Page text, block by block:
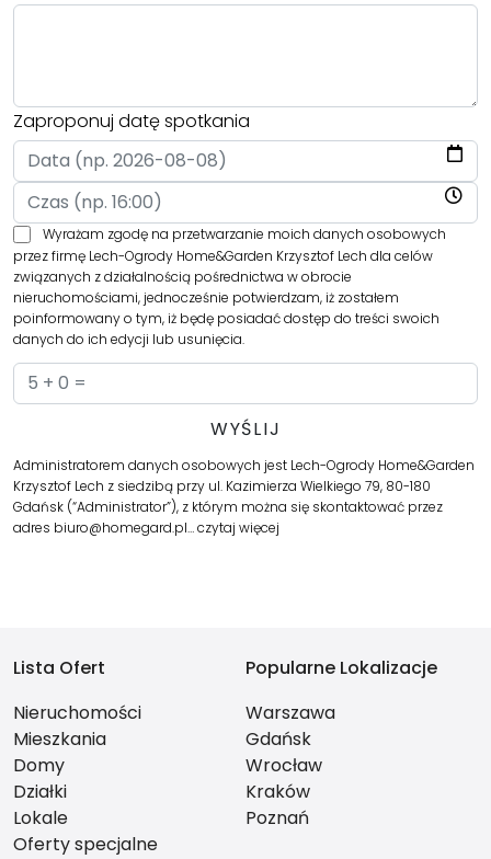
Zaproponuj datę spotkania
Wyrażam zgodę na przetwarzanie moich danych osobowych
przez firmę Lech-Ogrody Home&Garden Krzysztof Lech dla celów
związanych z działalnością pośrednictwa w obrocie
nieruchomościami, jednocześnie potwierdzam, iż zostałem
poinformowany o tym, iż będę posiadać dostęp do treści swoich
danych do ich edycji lub usunięcia.
Administratorem danych osobowych jest Lech-Ogrody Home&Garden
Krzysztof Lech z siedzibą przy ul. Kazimierza Wielkiego 79, 80-180
Gdańsk (“Administrator”), z którym można się skontaktować przez
adres biuro@homegard.pl…czytaj więcej
Lista Ofert
Nieruchomości
Mieszkania
Domy
Działki
Lokale
Oferty specjalne
Popularne Lokalizacje
Warszawa
Gdańsk
Wrocław
Kraków
Poznań